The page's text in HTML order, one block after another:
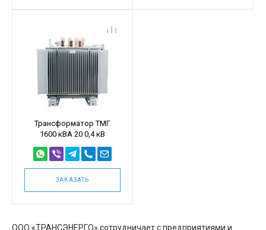
Трансформатор ТМГ
1600 кВА 20 0,4 кВ
ЗАКАЗАТЬ
ООО «ТРАНСЭНЕРГО» сотрудничает с предприятиями и